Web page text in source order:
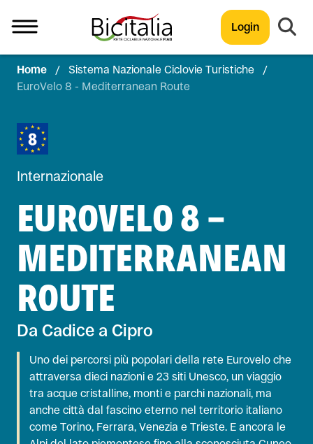
Login
TUTTO
Home / Sistema Nazionale Ciclovie Turistiche
/
EuroVelo 8 - Mediterranean Route
Internazionale
EUROVELO 8 -
MEDITERRANEAN
ROUTE
Da Cadice a Cipro
Uno dei percorsi più popolari della rete Eurovelo che
attraversa dieci nazioni e 23 siti Unesco, un viaggio
tra acque cristalline, monti e parchi nazionali, ma
anche città dal fascino eterno nel territorio italiano
come Torino, Ferrara, Venezia e Trieste. E ancora le